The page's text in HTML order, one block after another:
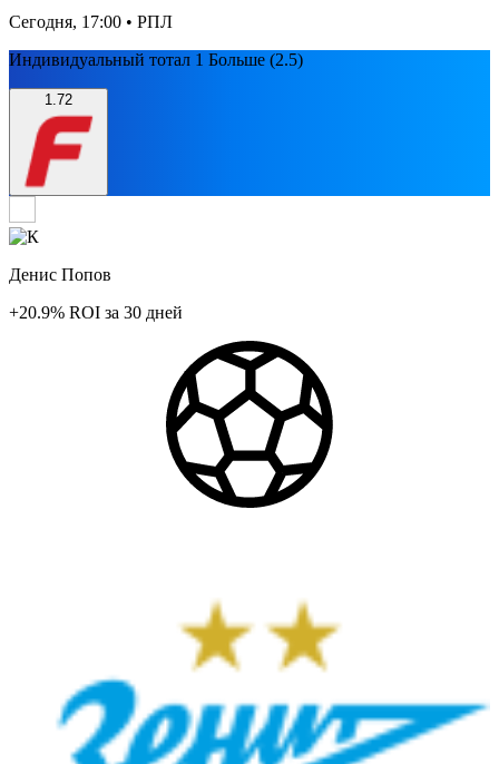
Сегодня, 17:00 • РПЛ
Индивидуальный тотал 1 Больше (2.5)
1.72
Денис Попов
+20.9% ROI за 30 дней